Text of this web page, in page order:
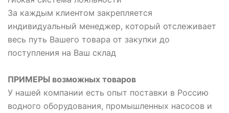
За каждым клиентом закрепляется
индивидуальный менеджер, который отслеживает
весь путь Вашего товара от закупки до
поступления на Ваш склад
ПРИМЕРЫ возможных товаров
У нашей компании есть опыт поставки в Россию
водного оборудования, промышленных насосов и